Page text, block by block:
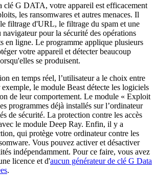
clé G DATA, votre appareil est efficacement
les ransomwares et autres menaces. Il
filtrage d'URL, le filtrage du spam et une
pour la sécurité des opérations
en ligne. Le programme applique plusieurs
votre appareil et détecter beaucoup
se produisent.
en temps réel, l’utilisateur a le choix entre
le module Beast détecte les logiciels
de leur comportement. Le module « Exploit
programmes déjà installés sur l’ordinateur
de sécurité. La protection contre les accès
le module Deep Ray. Enfin, il y a
qui protège votre ordinateur contre les
Vous pouvez activer et désactiver
indépendamment. Pour ce faire, vous avez
licence et d'aucun générateur de clé G Data
.